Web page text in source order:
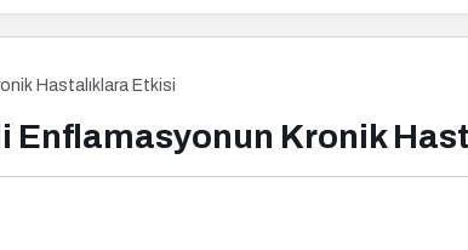
Hastalıklara Etkisi
Enflamasyonun Kronik